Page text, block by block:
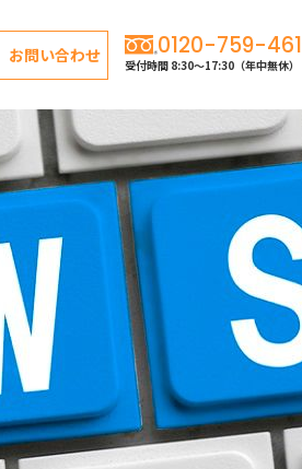
お問い合わせ 0120-759-461
受付時間 8:30〜17:30 （年中無休）